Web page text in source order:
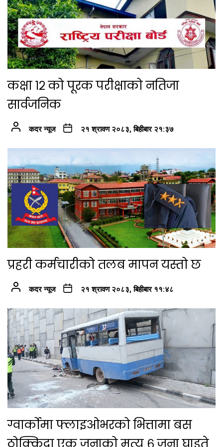
कक्षा १२ को पूरक परीक्षाको नतिजा
सार्वजनिक
कदर न्यूज २१ श्रावण २०८३, बिहीबार २१:३७
प्रहरी कर्मचारीको तलब मापन यस्तो छ
कदर न्यूज २१ श्रावण २०८३, बिहीबार ११:४८
ग्वार्कोमा फ्लाइओभरको भित्तामा बस
ठोक्किदा एक जनाको मृत्यु ६ जना घाइते